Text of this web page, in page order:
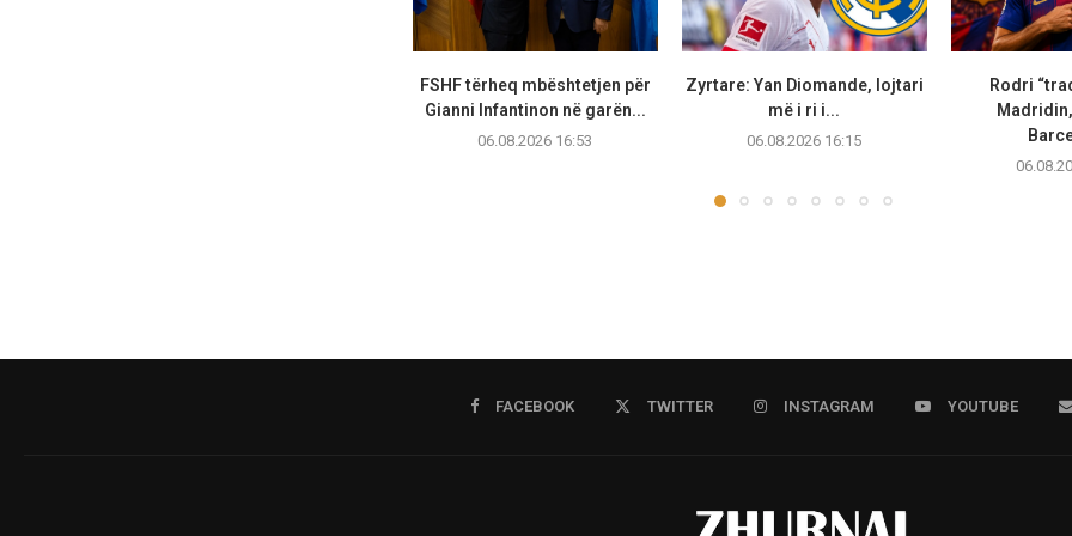
FSHF tërheq mbështetjen për
Gianni Infantinon në garën...
06.08.2026 16:53
Zyrtare: Yan Diomande, lojtari
më i ri i...
06.08.2026 16:15
Rodri
FACEBOOK TWITTER INSTAGRAM YOUTUBE